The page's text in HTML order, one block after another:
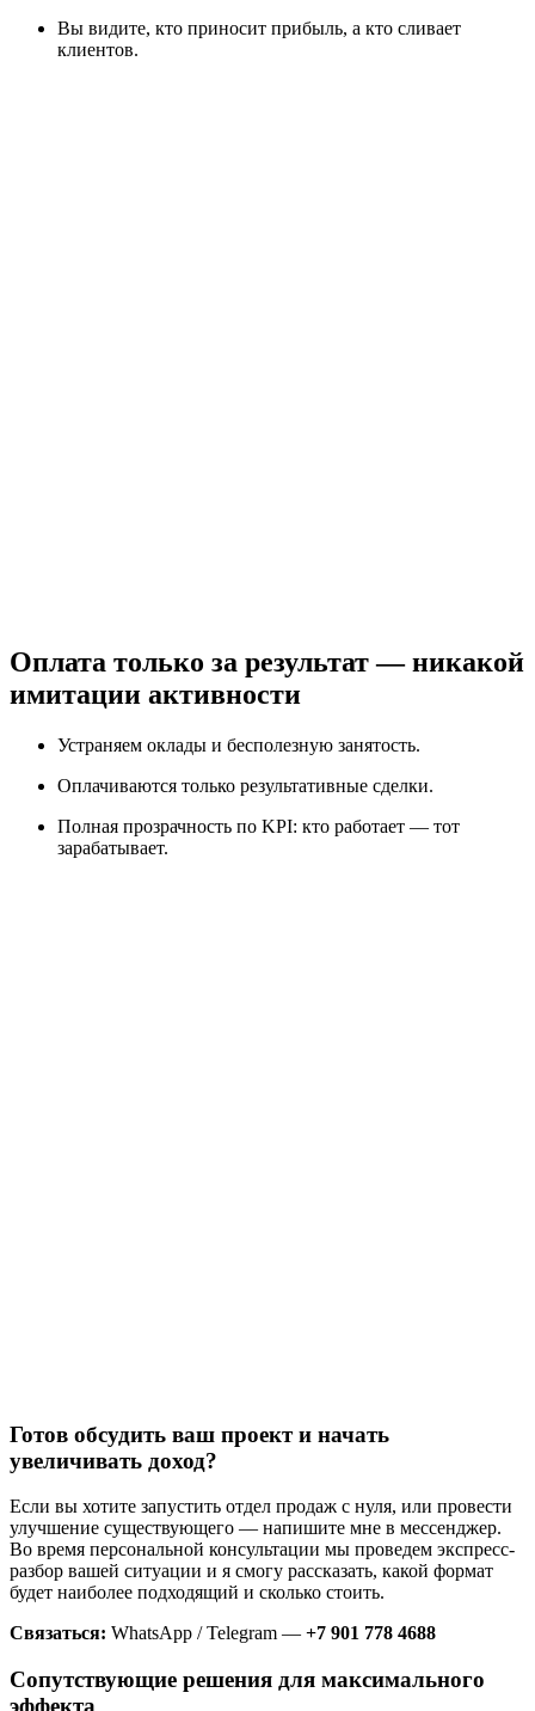
Вы видите, кто приносит прибыль, а кто сливает
клиентов.
Оплата только за результат — никакой
имитации активности
Устраняем оклады и бесполезную занятость.
Оплачиваются только результативные сделки.
Полная прозрачность по KPI: кто работает — тот
зарабатывает.
Готов обсудить ваш проект и начать
увеличивать доход?
Если вы хотите запустить отдел продаж с нуля, или провести
улучшение существующего — напишите мне в мессенджер.
Во время персональной консультации мы проведем экспресс-
разбор вашей ситуации и я смогу рассказать, какой формат
будет наиболее подходящий и сколько стоить.
Связаться: WhatsApp / Telegram — +7 901 778 4688
Сопутствующие решения для максимального
эффекта